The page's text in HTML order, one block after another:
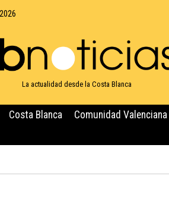
La actualidad desde la Costa Blanca
Costa Blanca Comunidad Valenciana